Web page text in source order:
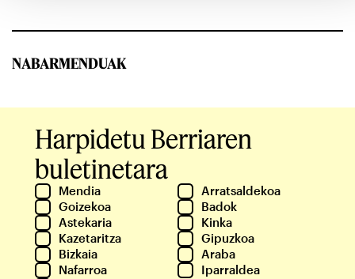
NABARMENDUAK
Harpidetu Berriaren
buletinetara
Mendia
Arratsaldekoa
Goizekoa
Badok
Astekaria
Kinka
Kazetaritza
Gipuzkoa
Bizkaia
Araba
Nafarroa
Iparraldea